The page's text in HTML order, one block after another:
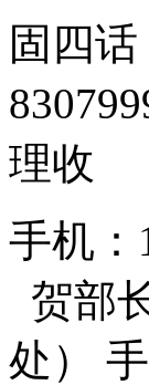
固四
理收
手机：
贺部
处）